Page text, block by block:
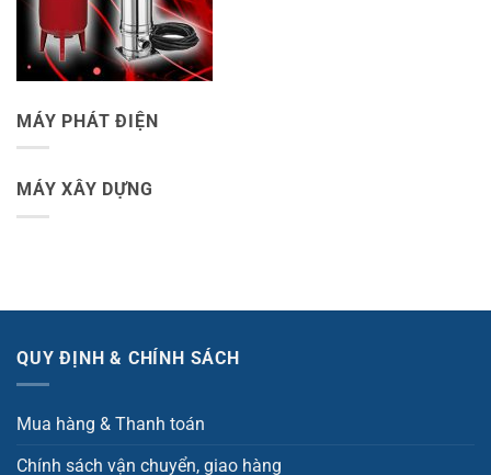
MÁY PHÁT ĐIỆN
MÁY XÂY DỰNG
QUY ĐỊNH & CHÍNH SÁCH
Mua hàng & Thanh toán
Chính sách vận chuyển, giao hàng